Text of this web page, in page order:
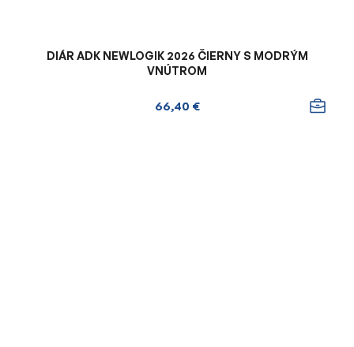
DIÁR ADK NEWLOGIK 2026 ČIERNY S MODRÝM
VNÚTROM
66,40 €